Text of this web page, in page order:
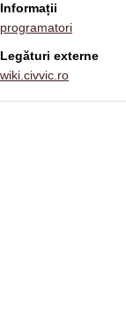
Informații
programatori
Legături externe
wiki.civvic.ro